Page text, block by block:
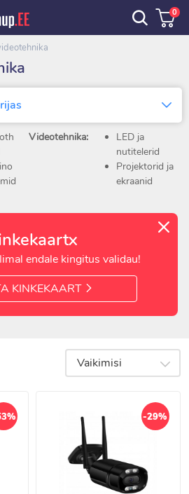
0
Videotehnika:
LED ja
nutitelerid
Projektorid ja
ekraanid
TV digiboksid
endale kingitus validau!
KINKEKAART
Vaikimisi
-29%